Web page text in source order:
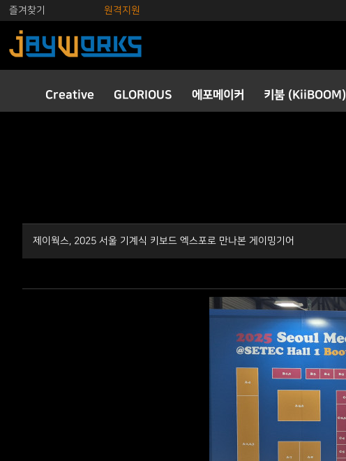
즐겨찾기 원격지원
Creative GLORIOUS 에포메이커 키붐 (KiiBOOM)
제이웍스, 2025 서울 기계식 키보드 엑스포로 만나본 게이밍기어